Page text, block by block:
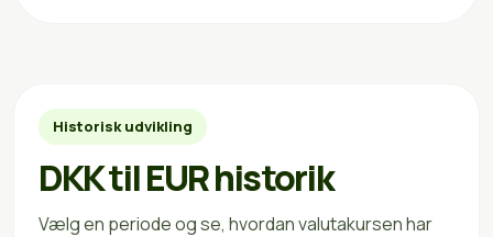
Historisk udvikling
DKK til EUR historik
Vælg en periode og se, hvordan valutakursen har